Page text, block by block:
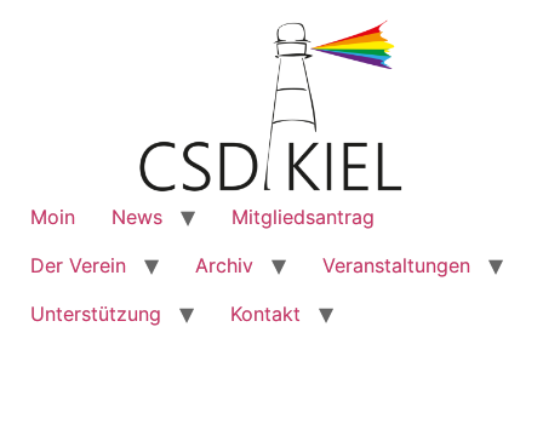
Moin News
Mitgliedsantrag
Der Verein
Archiv
Veranstaltungen
Unterstützung
Kontakt